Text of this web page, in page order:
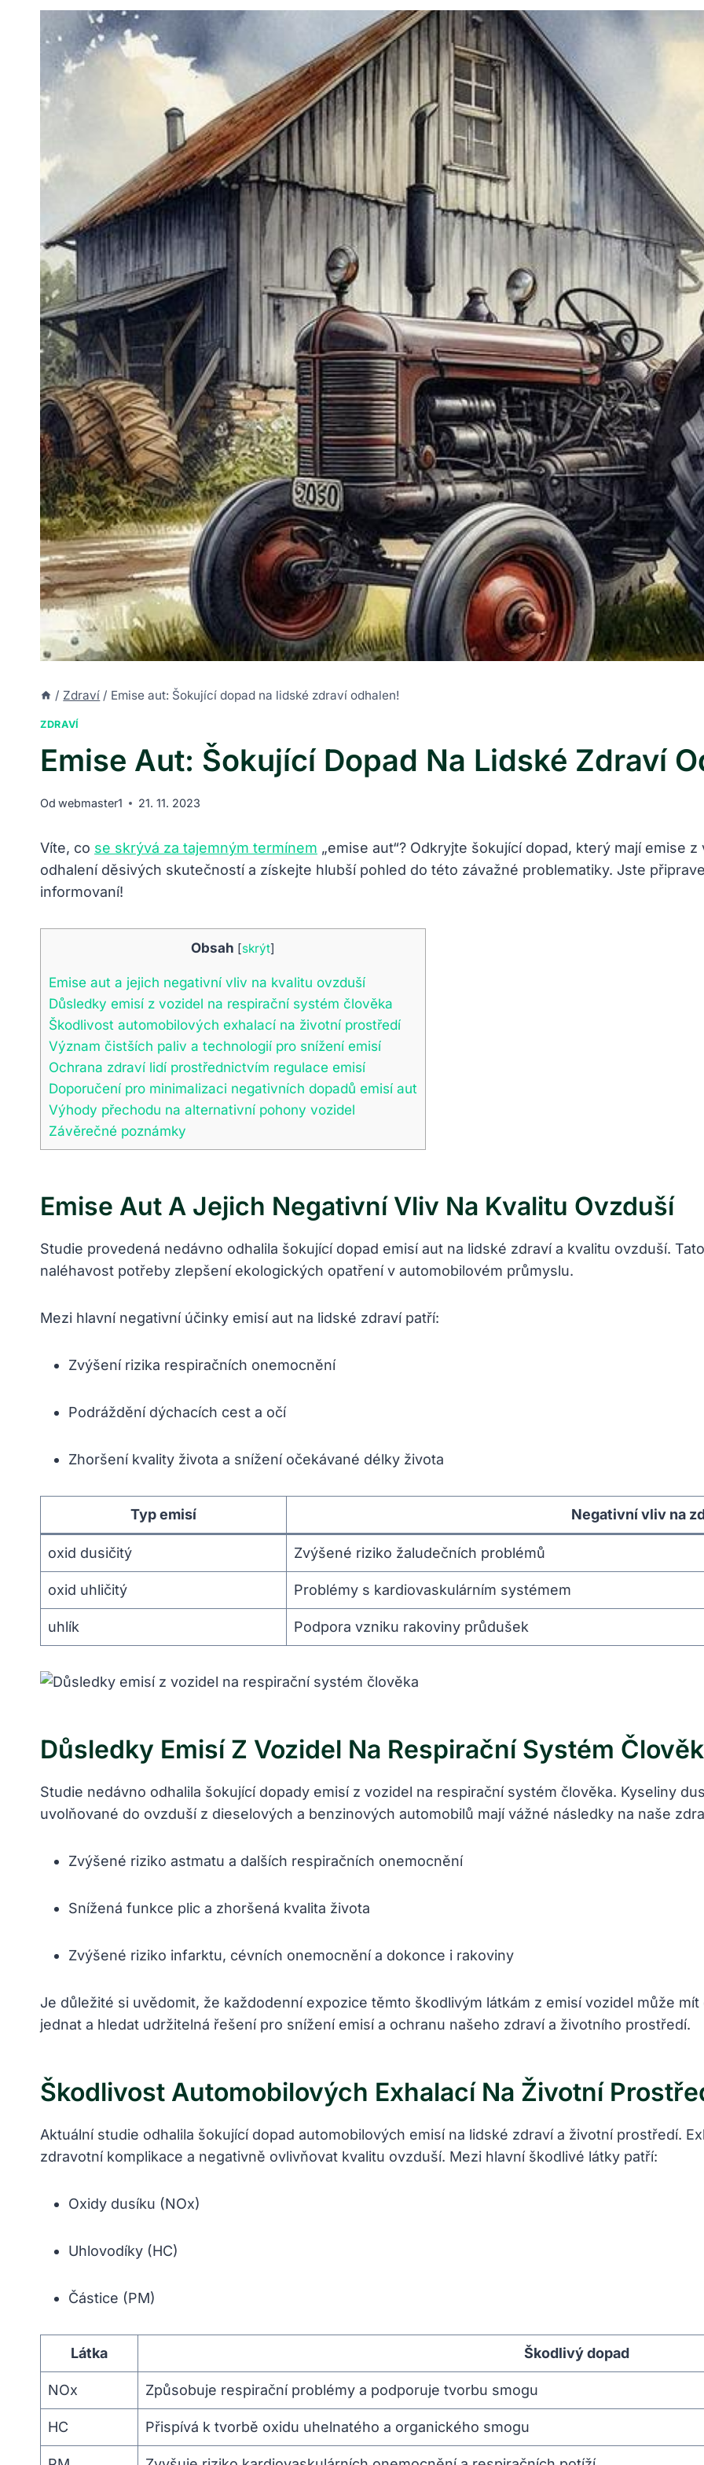
/ Zdraví / Emise aut: Šokující dopad na lidské zdraví odhalen!
ZDRAVÍ
Emise Aut: Šokující Dopad Na Lidské Zdraví
Od webmaster1 21. 11. 2023
Víte, co se skrývá za tajemným termínem „emise aut“? Odkryjte šokující dopad, který mají emise
odhalení děsivých skutečností a získejte hlubší pohled do této závažné problematiky. Jste
informovaní!
Obsah [skrýt]
Emise aut a jejich negativní vliv na kvalitu ovzduší
Důsledky emisí z vozidel na respirační systém člověka
Škodlivost automobilových exhalací na životní prostředí
Význam čistších paliv a technologií pro snížení emisí
Ochrana zdraví lidí prostřednictvím regulace emisí
Doporučení pro minimalizaci negativních dopadů emisí aut
Výhody přechodu na alternativní pohony vozidel
Závěrečné poznámky
Emise Aut A Jejich Negativní Vliv Na Kvalitu Ovzduší
Studie provedená nedávno odhalila šokující dopad emisí aut na lidské zdraví a kvalitu ovzduší.
naléhavost potřeby zlepšení ekologických opatření v automobilovém průmyslu.
Mezi hlavní negativní účinky emisí aut na lidské zdraví patří:
Zvýšení rizika respiračních onemocnění
Podráždění dýchacích cest a očí
Zhoršení kvality života a snížení očekávané délky života
Typ emisí Negativní vliv na
oxid dusičitý Zvýšené riziko žaludečních problémů
oxid uhličitý Problémy s kardiovaskulárním systémem
uhlík Podpora vzniku rakoviny průdušek
Důsledky Emisí Z Vozidel Na Respirační Systém
Studie nedávno odhalila šokující dopady emisí z vozidel na respirační systém člověka. Kyseliny
uvolňované do ovzduší z dieselových a benzinových automobilů mají vážné následky na naše
Zvýšené riziko astmatu a dalších respiračních onemocnění
Snížená funkce plic a zhoršená kvalita života
Zvýšené riziko infarktu, cévních onemocnění a dokonce i rakoviny
Je důležité si uvědomit, že každodenní expozice těmto škodlivým látkám z emisí vozidel může
jednat a hledat udržitelná řešení pro snížení emisí a ochranu našeho zdraví a životního prostředí.
Škodlivost Automobilových Exhalací Na Životní
Aktuální studie odhalila šokující dopad automobilových emisí na lidské zdraví a životní prostředí.
zdravotní komplikace a negativně ovlivňovat kvalitu ovzduší. Mezi hlavní škodlivé látky patří:
Oxidy dusíku (NOx)
Uhlovodíky (HC)
Částice (PM)
Látka Škodlivý dopad
NOx Způsobuje respirační problémy a podporuje tvorbu smogu
HC Přispívá k tvorbě oxidu uhelnatého a organického smogu